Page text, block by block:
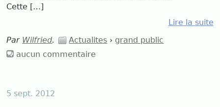
Cette […]
Lire la suite
Par Wilfried. Actualites › grand public
aucun commentaire
5 sept. 2012